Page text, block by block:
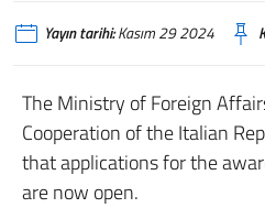
Yayın tarihi:Kasım 29 2024
The Ministry of Foreign
Cooperation of the Italian
that applications for the
are now open.